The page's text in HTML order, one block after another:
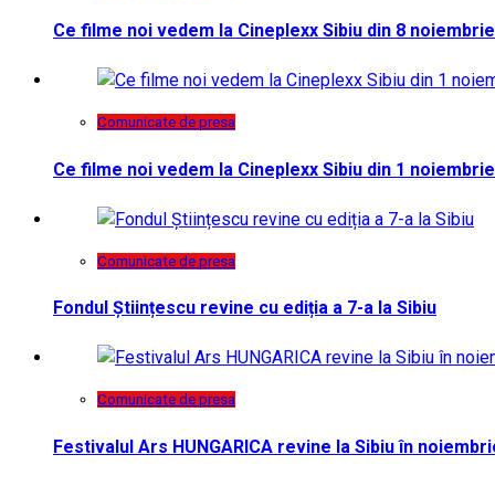
Ce filme noi vedem la Cineplexx Sibiu din 8 noiembrie
Comunicate de presa
Ce filme noi vedem la Cineplexx Sibiu din 1 noiembrie
Comunicate de presa
Fondul Științescu revine cu ediția a 7-a la Sibiu
Comunicate de presa
Festivalul Ars HUNGARICA revine la Sibiu în